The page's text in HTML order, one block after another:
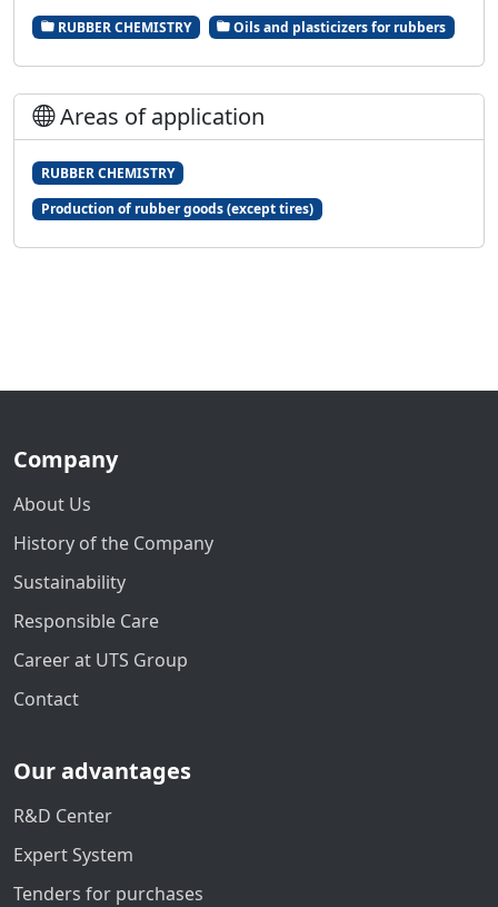
RUBBER CHEMISTRY Oils and plasticizers for rubbers
Areas of application
RUBBER CHEMISTRY
Production of rubber goods (except tires)
Company
About Us
History of the Company
Sustainability
Responsible Care
Career at UTS Group
Contact
Our advantages
R&D Center
Expert System
Tenders for purchases